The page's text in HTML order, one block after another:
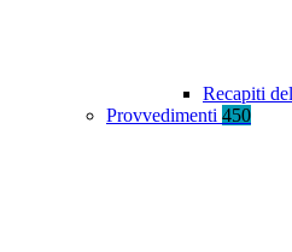
Recapiti
Provvedimenti 450